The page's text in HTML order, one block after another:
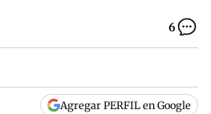
6
Agregar PERFIL en Google